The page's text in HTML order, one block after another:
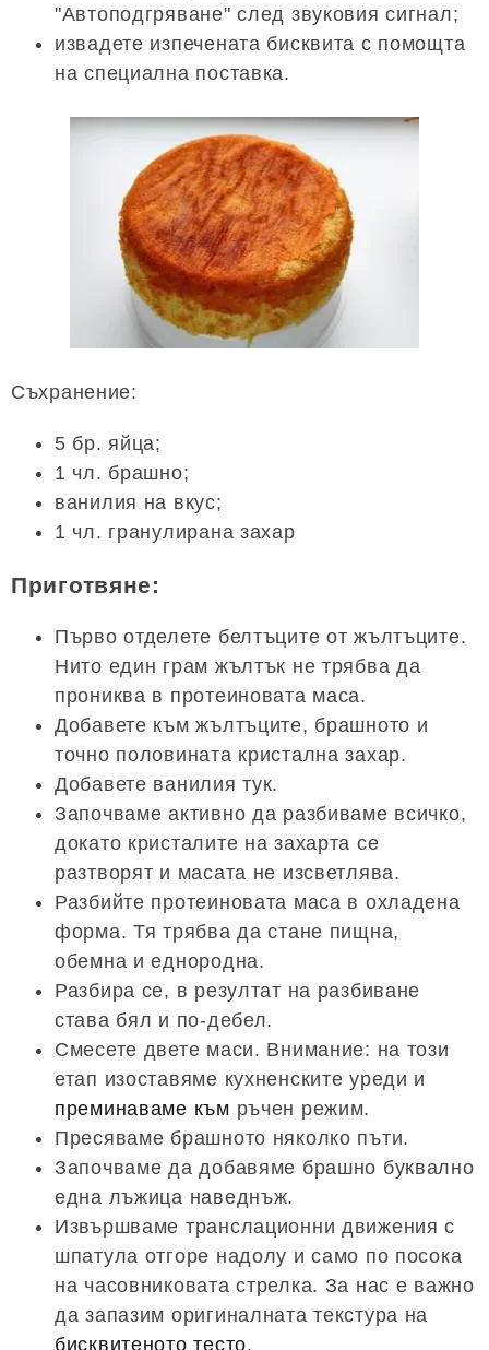
"Автоподгряване" след звуковия сигнал;
извадете изпечената бисквита с помощта
на специална поставка.
Съхранение:
5 бр. яйца;
1 чл. брашно;
ванилия на вкус;
1 чл. гранулирана захар
Приготвяне:
Първо отделете белтъците от жълтъците.
Нито един грам жълтък не трябва да
прониква в протеиновата маса.
Добавете към жълтъците, брашното и
точно половината кристална захар.
Добавете ванилия тук.
Започваме активно да разбиваме всичко,
докато кристалите на захарта се
разтворят и масата не изсветлява.
Разбийте протеиновата маса в охладена
форма. Тя трябва да стане пищна,
обемна и еднородна.
Разбира се, в резултат на разбиване
става бял и по-дебел.
Смесете двете маси. Внимание: на този
етап изоставяме кухненските уреди и
преминаваме към ръчен режим.
Пресяваме брашното няколко пъти.
Започваме да добавяме брашно буквално
една лъжица наведнъж.
Извършваме транслационни движения с
шпатула отгоре надолу и само по посока
на часовниковата стрелка. За нас е важно
да запазим оригиналната текстура на
бисквитеното тесто.